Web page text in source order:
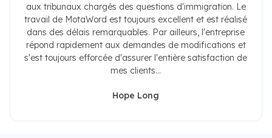
aux tribunaux chargés des questions d'immigration. Le
travail de MotaWord est toujours excellent et est réalisé
dans des délais remarquables. Par ailleurs, l'entreprise
répond rapidement aux demandes de modifications et
s'est toujours efforcée d'assurer l'entière satisfaction de
mes clients...
Hope Long